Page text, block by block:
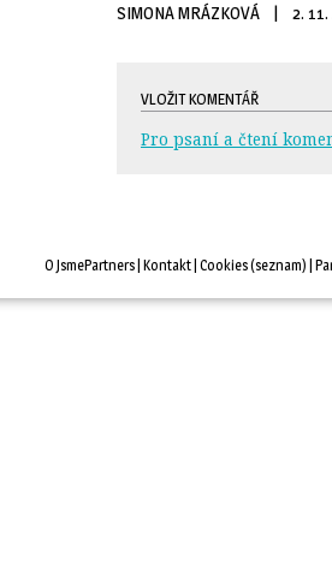
SIMONA MRÁZKOVÁ | 2.
VLOŽIT KOMENTÁŘ
Pro psaní a čtení
O JsmePartners Kontakt Cookies(seznam) |